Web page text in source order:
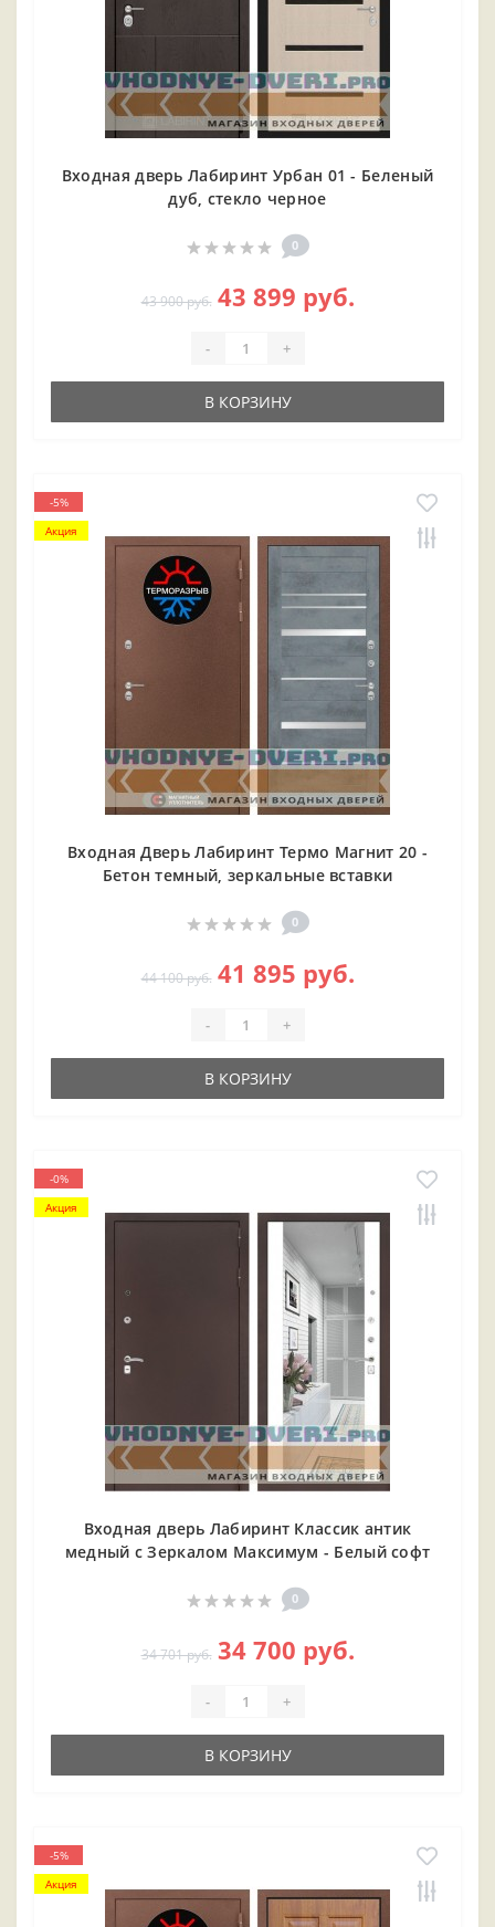
Входная дверь Лабиринт Урбан 01 - Беленый
дуб, стекло черное
0
43 900 руб. 43 899 руб.
- +
В КОРЗИНУ
-5%
Акция
Входная Дверь Лабиринт Термо Магнит 20 -
Бетон темный, зеркальные вставки
0
44 100 руб. 41 895 руб.
- +
В КОРЗИНУ
-0%
Акция
Входная дверь Лабиринт Классик антик
медный с Зеркалом Максимум - Белый софт
0
34 701 руб. 34 700 руб.
- +
В КОРЗИНУ
-5%
Акция